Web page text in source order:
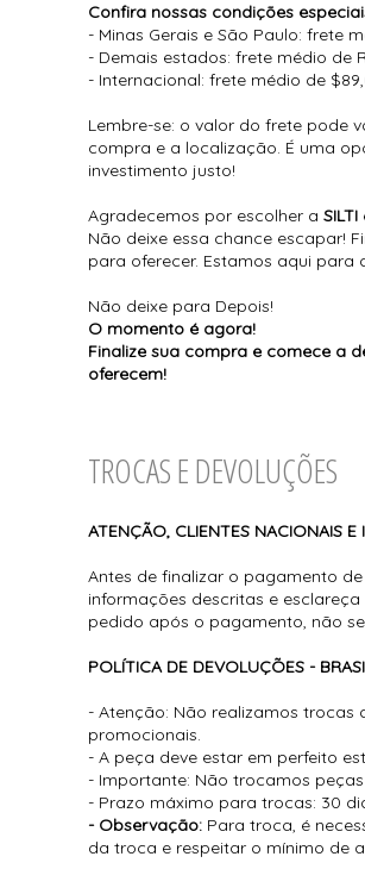
Confira nossas condições
- Minas Gerais e São Paulo: frete
- Demais estados: frete médio de
- Internacional: frete médio de
Lembre-se: o valor do frete pode
compra e a localização. É uma
investimento justo!
Agradecemos por escolher a SILTI
Não deixe essa chance escapar!
para oferecer. Estamos aqui para
Não deixe para Depois!
O momento é agora!
Finalize sua compra e comece a
oferecem!
TROCAS E DEVOLUÇÕES
ATENÇÃO, CLIENTES NACIONAIS E
Antes de finalizar o pagamento
informações descritas e
pedido após o pagamento, não
POLÍTICA DE DEVOLUÇÕES -
- Atenção: Não realizamos trocas
promocionais.
- A peça deve estar em perfeito
- Importante: Não trocamos
- Prazo máximo para trocas: 30
- Observação: Para troca, é
da troca e respeitar o mínimo de